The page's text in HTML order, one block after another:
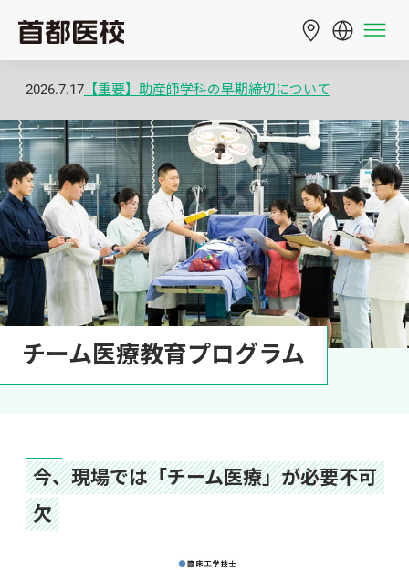
2026.7.17 【重要】助産師学科の早期締切について
チーム医療教育プログラム
今、現場では「チーム医療」が必要不可
欠